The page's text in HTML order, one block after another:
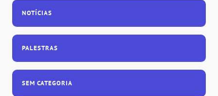
NOTÍCIAS
PALESTRAS
SEM CATEGORIA